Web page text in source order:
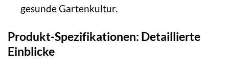
gesunde Gartenkultur.
Produkt-Spezifikationen: Detaillierte
Einblicke